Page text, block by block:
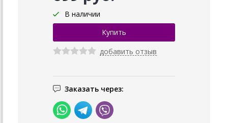
В наличии
добавить отзыв
Заказать через: